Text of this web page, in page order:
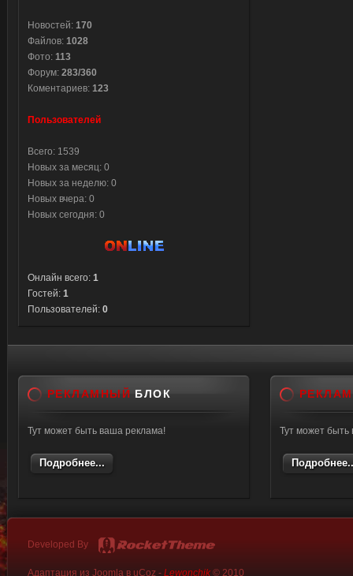
Новостей: 170
Файлов: 1028
Фото: 113
Форум: 283/360
Коментариев: 123
Пользователей
Всего: 1539
Новых за месяц: 0
Новых за неделю: 0
Новых вчера: 0
Новых сегодня: 0
Онлайн всего: 1
Гостей: 1
Пользователей: 0
РЕКЛАМНЫЙ БЛОК
Тут может быть ваша реклама!
Подробнее...
Тут может
Developed By
Адаптация из Joomla в uCoz - Lewonchik© 2010